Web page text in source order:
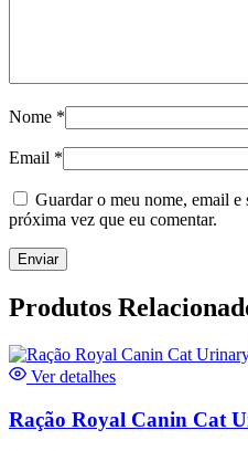
Nome *
Email *
Guardar o meu nome, email e
próxima vez que eu comentar.
Produtos
Ver detalhes
Ração Royal Canin Cat